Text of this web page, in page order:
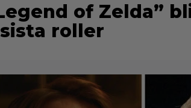
of Zelda”
roller